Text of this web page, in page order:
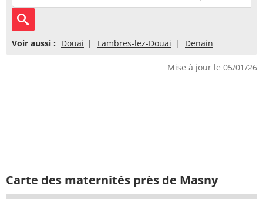
Voir aussi : Douai Lambres-lez-Douai Denain
Mise à jour le 05/01/26
Carte des maternités près de Masny